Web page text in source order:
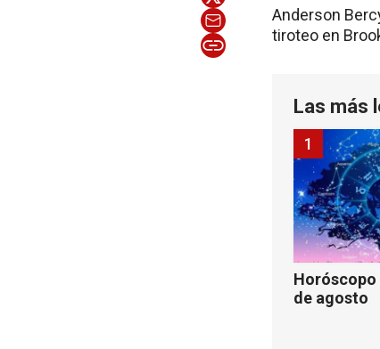
Anderson
tiroteo en
Las más
Horóscopo
de agosto
1